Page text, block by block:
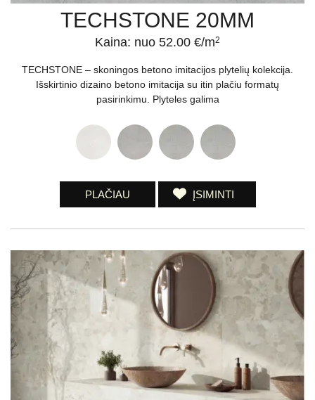
TECHSTONE 20MM
Kaina: nuo 52.00 €/m2
TECHSTONE – skoningos betono imitacijos plytelių kolekcija.
Išskirtinio dizaino betono imitacija su itin plačiu formatų
pasirinkimu. Plyteles galima
PLAČIAU ĮSIMINTI